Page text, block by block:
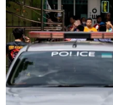
Bầu cử Mỹ 2024:
50 triệu USD chỉ